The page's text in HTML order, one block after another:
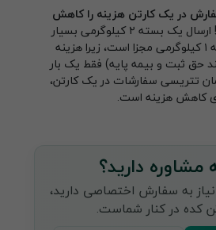
در یک کارتن هزینه را کاهش
بله، به شدت! ارسال یک بسته ۲ کیلوگرمی بسیار
ارزان‌تر از ارسال دو بسته ۱ کیلوگرمی مجزا است، زیرا هزینه
حق ثبت و بیمه پایه) فقط یک بار
تتریسی سفارشات در یک کارتن،
کاهش هزینه است.
مشاوره دارید؟
نیاز به سفارش اختصاصی دارید،
کده در کنار شماست.